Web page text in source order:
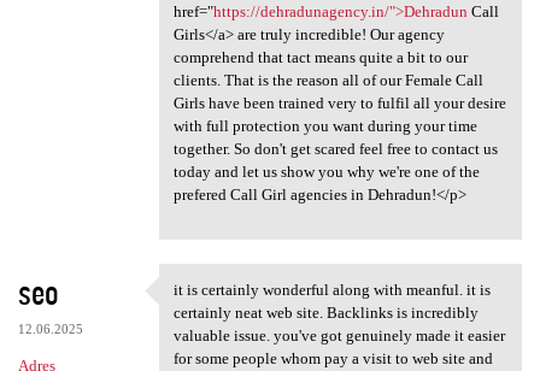
href="https://dehradunagency.in/">Dehradun Call
Girls</a> are truly incredible! Our agency
comprehend that tact means quite a bit to our
clients. That is the reason all of our Female Call
Girls have been trained very to fulfil all your desire
with full protection you want during your time
together. So don't get scared feel free to contact us
today and let us show you why we're one of the
prefered Call Girl agencies in Dehradun!</p>
seo
12.06.2025
Adres
it is certainly wonderful
it is certainly wonderful along with meanful. it is
certainly neat web site. Backlinks is incredibly
valuable issue. you've got genuinely made it easier
for some people whom pay a visit to web site and